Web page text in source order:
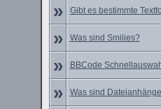
»
Gibt es bestimmte
» Was sind Smilies?
» BBCode
» Was sind